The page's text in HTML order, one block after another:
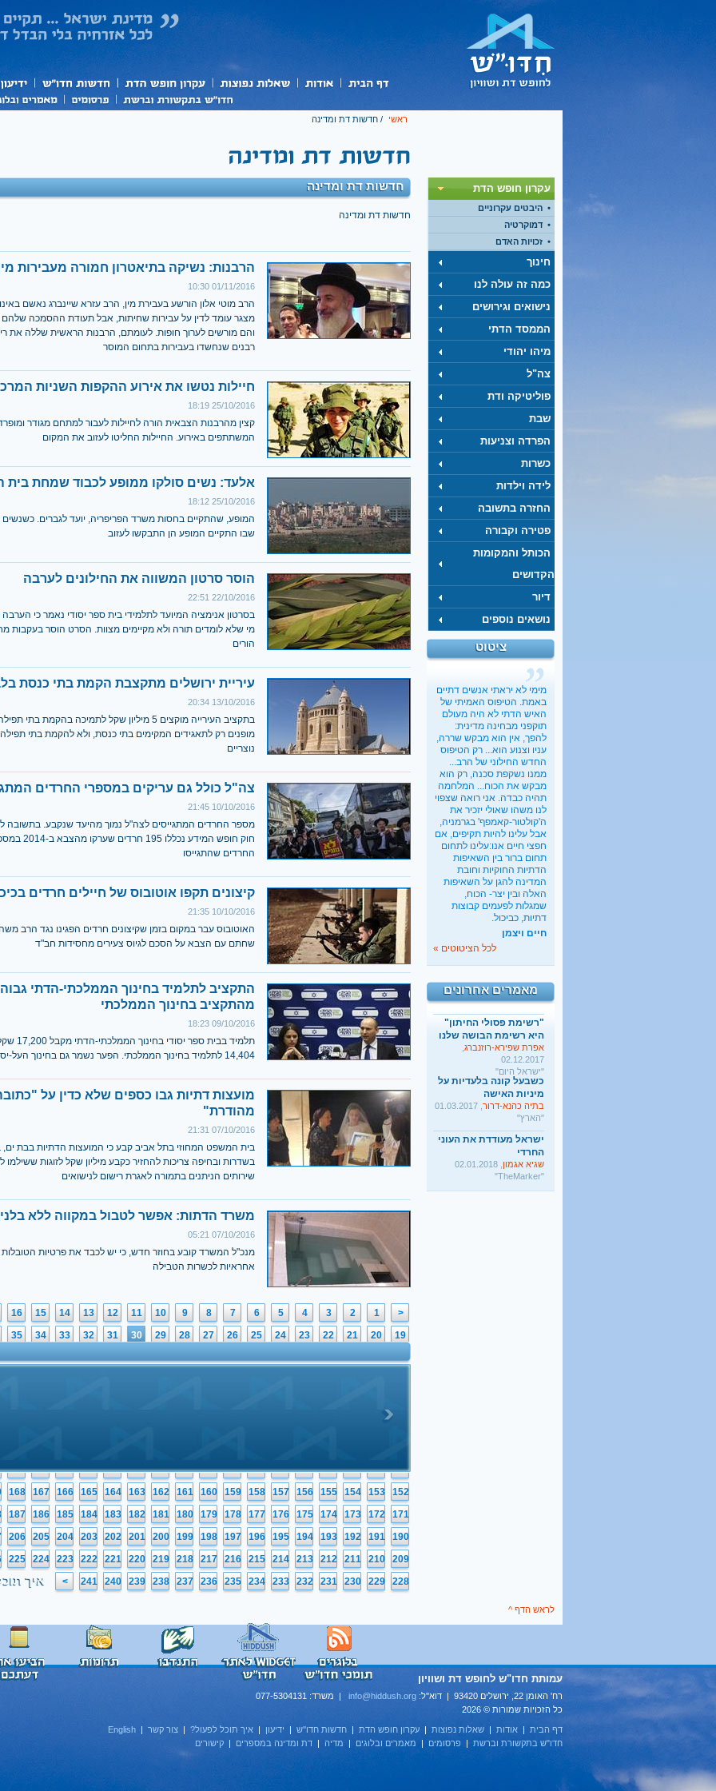
ראשי / חדשות דת ומדינה
עקרון חופש הדת
היבטים עקרוניים
דמוקרטיה
זכויות האדם
חינוך
כמה זה עולה לנו
נישואים וגירושים
הממסד הדתי
מיהו יהודי
צה"ל
פוליטיקה ודת
שבת
הפרדה וצניעות
כשרות
לידה וילדות
החזרה בתשובה
פטירה וקבורה
הכותל והמקומות
הקדושים
דיור
נושאים נוספים
ציטוט
מימי לא יראתי אנשים דתיים
באמת. הטיפוס האמיתי של
האיש הדתי לא היה מעולם
תוקפני מבחינה מדינית:
להפך, אין הוא מבקש שררה,
עניו וצנוע הוא... רק הטיפוס
החדש החילוני של הרב...
ממנו נשקפת סכנה, רק הוא
מבקש את הכוח... המלחמה
תהיה כבדה. אני רואה שצפוי
לנו משהו שאולי יזכיר את
ה'קולטור-קאמפף' בגרמניה,
אבל עלינו להיות תקיפים, אם
חפצי חיים אנו:עלינו לתחום
תחום ברור בין השאיפות
הדתיות החוקיות וחובת
המדינה להגן על השאיפות
האלה ובין יצר- הכוח,
שמגלות לפעמים קבוצות
דתיות, כביכול.
חיים ויצמן
לכל הציטוטים »
מאמרים אחרונים
כשבעל קונה בלעדיות על
מיניות האישה
בתיה כהנא-דרור , 01.03.2017
"הארץ"
ישראל מעודדת את העוני
החרדי
שגיא אגמון, 02.01.2018
"TheMarker"
הבא מאבק דת
גלעד קריב, 09.01.2018
"הארץ"
"רשימת פסולי החיתון"
היא רשימת הבושה שלנו
אפרת שפירא-רוזנברג,
02.12.2017
"ישראל היום"
כשבעל קונה בלעדיות על
מיניות האישה
בתיה כהנא-דרור
"הארץ"
ישראל מעודדת את העוני
החרדי
שגיא אגמון
"TheMarker"
היו שלום מרכולים. ברוך
חדשות דת ומדינה
חדשות דת ומדינה
הרבנות: נשיקה בתיאטרון חמורה מעבירות
01/11/2016 10:30
הרב מוטי אלון הורשע בעבירת מין, הרב עזרא שיינברג נאשם
מצגר עומד לדין על עבירות שחיתות, אבל תעודת ההסמכה
והם מורשים לערוך חופות. לעומתם, הרבנות הראשית שללה את
רבנים שנחשדו בעבירות בתחום המוסר
חיילות נטשו את אירוע ההקפות השניות
25/10/2016 18:19
קצין מהרבנות הצבאית הורה לחיילות לעבור למתחם מגודר
המשתתפים באירוע. החיילות החליטו לעזוב את המקום
אלעד: נשים סולקו ממופע לכבוד שמחת בית
25/10/2016 18:12
המופע, שהתקיים בחסות משרד הפריפריה, יועד לגברים. כשנשים
שבו התקיים המופע הן התבקשו לעזוב
הוסר סרטון המשווה את החילונים לערבה
22/10/2016 22:51
בסרטון אנימציה המיועד לתלמידי בית ספר יסודי נאמר כי
מי שלא לומדים תורה ולא מקיימים מצוות. הסרט הוסר בעקבות
הורים
עיריית ירושלים מתקצבת הקמת בתי כנסת
13/10/2016 20:34
בתקציב העירייה מוקצים 5 מיליון שקל לתמיכה בהקמת
מופנים רק לתאגידים המקימים בתי כנסת, ולא להקמת בתי תפילה
נוצריים
צה"ל כולל גם עריקים במספרי החרדים
10/10/2016 21:45
מספר החרדים המתגייסים לצה"ל נמוך מהיעד שנקבע. בתשובה
חוק חופש המידע
החרדים שהתגייסו
קיצונים תקפו אוטובוס של חיילים חרדים
10/10/2016 21:35
האוטובוס עבר במקום בזמן שקיצונים חרדים הפגינו נגד הרב
שחתם עם הצבא על הסכם לגיוס צעירים מחסידות חב"ד
התקציב לתלמיד בחינוך הממלכתי-הדתי גבוה
מהתקציב בחינוך הממלכתי
09/10/2016 18:23
תלמיד בבית ספר
14,404 לתלמיד בחינוך הממלכתי. הפער נשמר גם בחינוך העל-יסודי
מועצות דתיות גבו כספים שלא כדין על
מהודרת"
07/10/2016 21:31
בית המשפט המחוזי בתל אביב קבע כי המועצות הדתיות בבת ים,
בשדרות ובחיפה צריכות להחזיר כקבע מיליון שקל לזוגות ששילמו
שירותים הניתנים בתמורה לאגרת רישום לנישואים
משרד הדתות: אפשר לטבול במקווה ללא
07/10/2016 05:21
מנכ"ל המשרד קובע בחוזר חדש, כי יש לכבד את פרטיות הטובלות
אחראיות לכשרות הטבילה
<
1
2
3
4
5
6
7
8
9
10
11
12
13
14
15
16
19
20
21
22
23
24
25
26
27
28
29
30
31
32
33
34
35
133
134
135
136
137
138
139
140
141
142
143
144
145
146
147
148
149
152
153
154
155
156
157
158
159
160
161
162
163
164
165
166
167
168
171
172
173
174
175
176
177
178
179
180
181
182
183
184
185
186
187
190
191
192
193
194
195
196
197
198
199
200
201
202
203
204
205
206
209
210
211
212
213
214
215
216
217
218
219
220
221
222
223
224
225
228
229
230
231
232
233
234
235
236
237
238
239
240
241
> איך
לראש הדף ^
עמותת חדו"ש לחופש דת ושוויון
רח' האומן 22, ירושלים 93420 | דוא''ל: info@hiddush.org | משרד: 077-5304131
כל הזכויות שמורות © 2026
דף הבית | אודות | שאלות נפוצות | עקרון חופש הדת | חדשות חדו''ש | ידיעון | איך תוכל לפעול? | צור קשר |
English
חדו"ש בתקשורת וברשת | פרסומים | מאמרים ובלוגים | מדיה | דת ומדינה במספרים | קישורים